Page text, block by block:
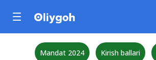
Mandat 2024 Kirish ballari